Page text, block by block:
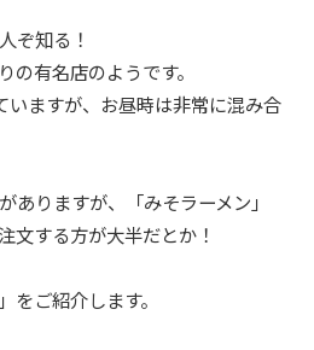
ぞ知る！
の有名店のようです。
いますが、お昼時は非常に混み合
ありますが、「みそラーメン」
文する方が大半だとか！
をご紹介します。